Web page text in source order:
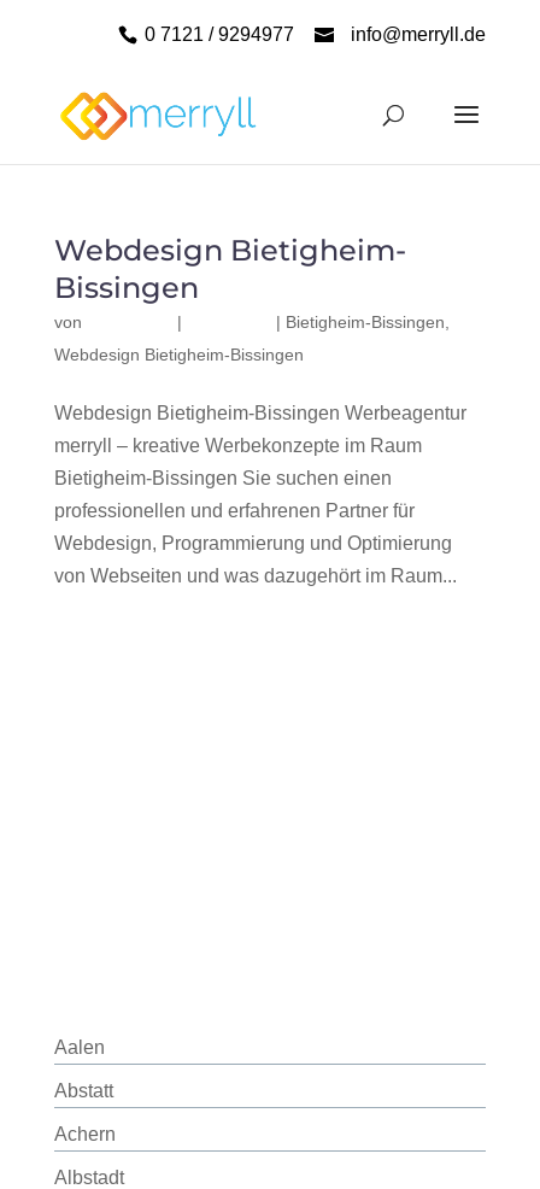
0 7121 / 9294977 info@merryll.de
Webdesign Bietigheim-
Bissingen
von | | Bietigheim-Bissingen
Webdesign Bietigheim-Bissingen
Webdesign Bietigheim-Bissingen Werbeagentur
merryll – kreative Werbekonzepte im Raum
Bietigheim-Bissingen Sie suchen einen
professionellen und erfahrenen Partner für
Webdesign, Programmierung und Optimierung
von Webseiten und was dazugehört im Raum...
Aalen
Abstatt
Achern
Albstadt